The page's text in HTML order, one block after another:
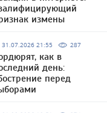
измены
31.07.2026 21:55 287
как в
день:
перед